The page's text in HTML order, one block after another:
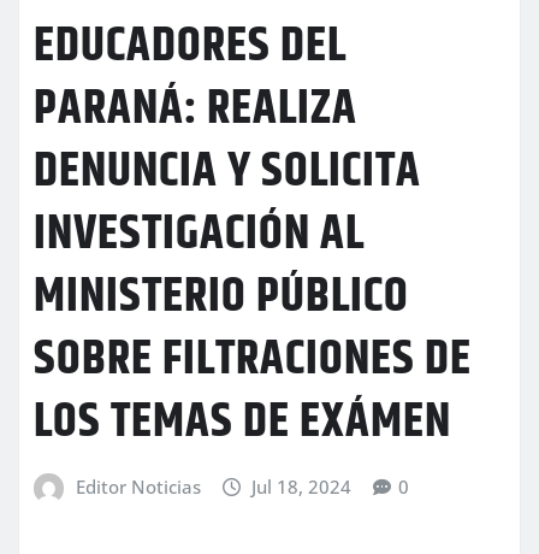
EDUCADORES DEL
PARANÁ: REALIZA
DENUNCIA Y SOLICITA
INVESTIGACIÓN AL
MINISTERIO PÚBLICO
SOBRE FILTRACIONES DE
LOS TEMAS DE EXÁMEN
Editor Noticias Jul 18, 2024 0